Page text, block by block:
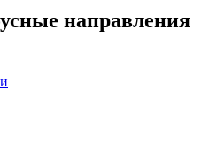
направления